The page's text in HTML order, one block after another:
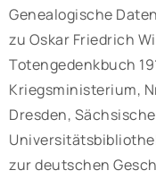
Genealogische
zu Oskar Friedrich
Totengedenkbuch
Kriegsministerium,
Dresden,
zur deutschen